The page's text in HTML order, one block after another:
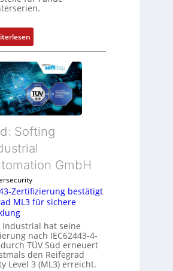
t
i
o
n
v
o
n
A
G
V
u
n
d
o
b
t
i
k
:
E
i
n
f
a
c
h
e
S
e
s
o
-
I
n
t
Softing
GmbH
Zertifizierung bestätigt
ML3 für sichere
Industrial hat seine
nach IEC62443-4-
TÜV Süd erneuert
den Reifegrad
Level 3 (ML3) erreicht.